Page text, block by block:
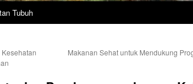
Tubuh
Makanan Sehat untuk Mendukung